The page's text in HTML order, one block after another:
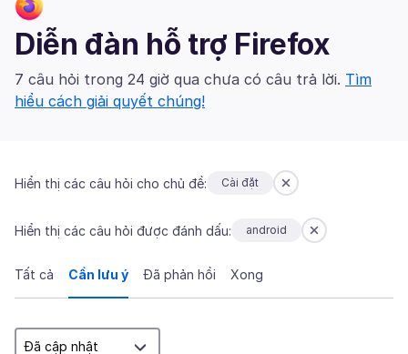
Diễn đàn hỗ trợ Firefox
7 câu hỏi trong 24 giờ qua chưa có câu trả lời. Tìm
hiểu cách giải quyết chúng!
Hiển thị các câu hỏi cho chủ đề: Cài đặt
Hiển thị các câu hỏi được đánh dấu: android
Tất cả Cần lưu ý Đã phản hồi Xong